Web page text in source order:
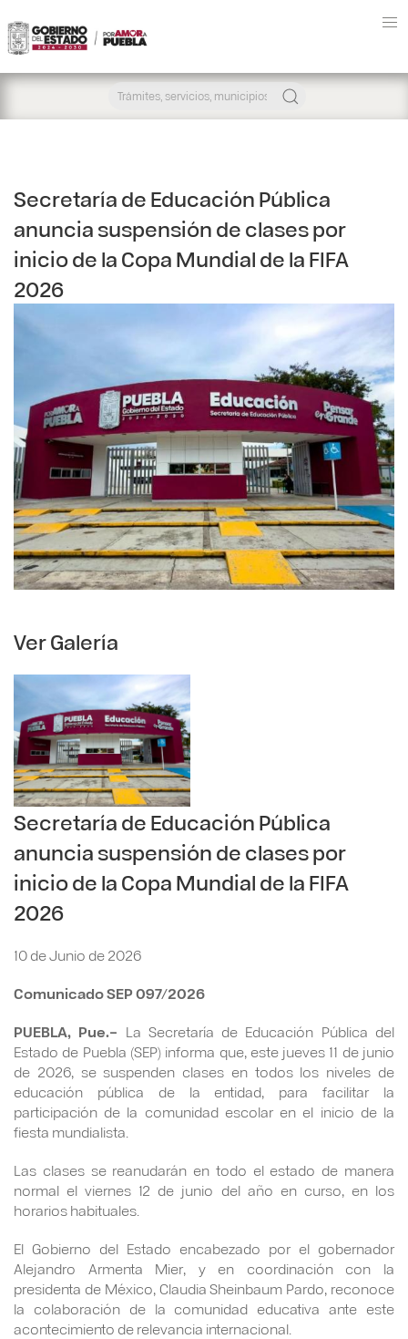
Secretaría de Educación Pública
anuncia suspensión de clases por
inicio de la Copa Mundial de la FIFA
2026
Ver Galería
Secretaría de Educación Pública
anuncia suspensión de clases por
inicio de la Copa Mundial de la FIFA
2026
10 de Junio de 2026
Comunicado SEP 097/2026
PUEBLA, Pue.– La Secretaría de Educación Pública del
Estado de Puebla (SEP) informa que, este jueves 11 de junio
de 2026, se suspenden clases en todos los niveles de
educación pública de la entidad, para facilitar la
participación de la comunidad escolar en el inicio de la
fiesta mundialista.
Las clases se reanudarán en todo el estado de manera
normal el viernes 12 de junio del año en curso, en los
horarios habituales.
El Gobierno del Estado encabezado por el gobernador
Alejandro Armenta Mier, y en coordinación con la
presidenta de México, Claudia Sheinbaum Pardo, reconoce
la colaboración de la comunidad educativa ante este
acontecimiento de relevancia internacional.